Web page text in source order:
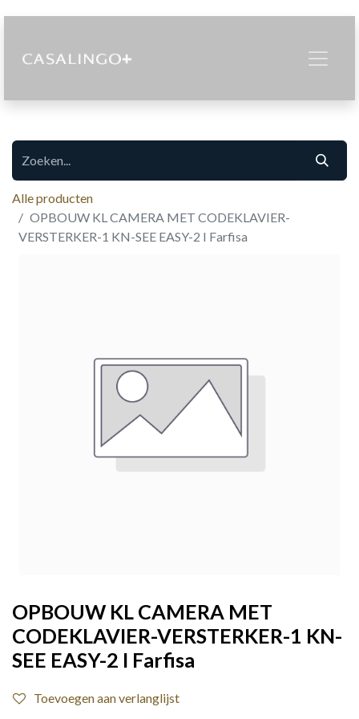
Alle producten
OPBOUW KL CAMERA MET CODEKLAVIER-
VERSTERKER-1 KN-SEE EASY-2 I Farfisa
OPBOUW KL CAMERA MET
CODEKLAVIER-VERSTERKER-1 KN-
SEE EASY-2 I Farfisa
Toevoegen aan verlanglijst